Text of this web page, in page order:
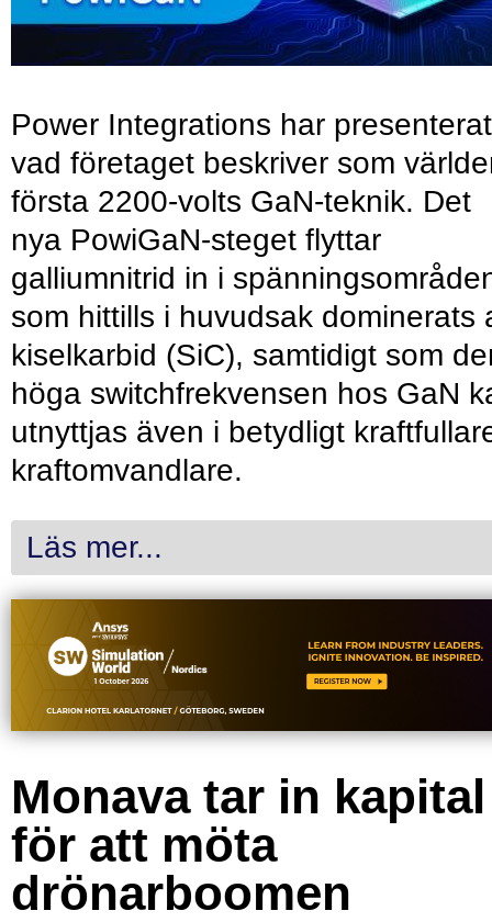
Power Integrations har presenterat
vad företaget beskriver som
första 2200-volts GaN-teknik. Det
nya PowiGaN-steget flyttar
galliumnitrid in i
som hittills i huvudsak dominerats
kiselkarbid (SiC), samtidigt som
höga switchfrekvensen hos GaN
utnyttjas även i betydligt
kraftomvandlare.
Läs mer...
Monava tar in kapital
för att möta
drönarboomen